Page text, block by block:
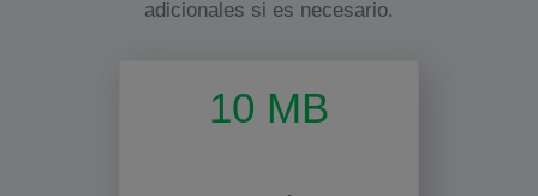
adicionales si es necesario.
10 MB